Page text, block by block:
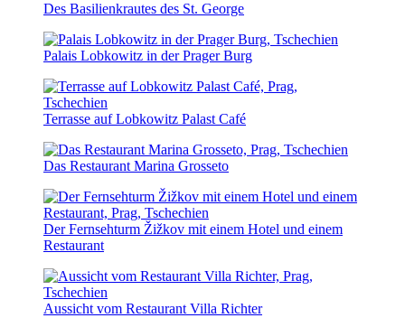
Des Basilienkrautes des St. George
Palais Lobkowitz in der Prager Burg
Terrasse auf Lobkowitz Palast Café
Das Restaurant Marina Grosseto
Der Fernsehturm Žižkov mit einem Hotel und einem
Restaurant
Aussicht vom Restaurant Villa Richter